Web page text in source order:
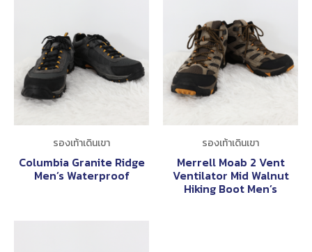
รองเท้าเดินเขา
Columbia Granite Ridge
Men’s Waterproof
รองเท้าเดินเขา
Merrell Moab 2 Vent
Ventilator Mid Walnut
Hiking Boot Men’s